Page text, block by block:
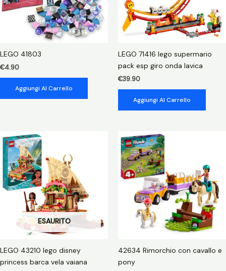
LEGO 41803
€4.90
Aggiungi Al Carrello
LEGO 71416 lego supermario
pack esp giro onda lavica
€39.90
Aggiungi Al Carrello
ESAURITO
LEGO 43210 lego disney
princess barca vela vaiana
42634 Rimorchio con cavallo e
pony